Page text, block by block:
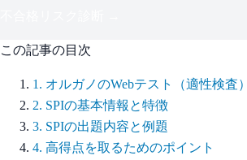
この記事の目次
1 . オルガノのWebテスト（適性検査
2. SPIの基本情報と特徴
3. SPIの出題内容と例題
4. 高得点を取るためのポイント